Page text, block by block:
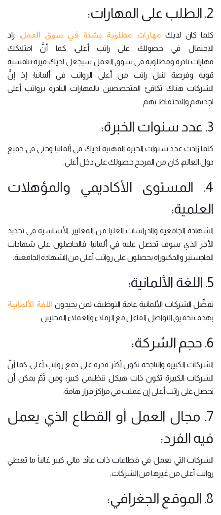
2. الطلب على المهارات:
كلما كان لديك مهارات مطلوبة بشدة في سوق العمل، زاد
الاحتمال في حصولك على راتب أعلى، كما أنَّ امتلاكك
مهارات نادرة ومطلوبة في سوق العمل سيجعل لديك ميزة تنافسية
قوية وفرصة لنيل راتب من أعلى الرواتب في ألمانيا؛ إذ إنَّ
الشركات هناك تكافئ المتخصصين بالمهارات النادرة برواتب أعلى
لجذبهم والاحتفاظ بهم.
3. عدد سنوات الخبرة:
كلما زادت عدد سنوات الخبرة المهنية لديك في ألمانيا وحتى في جميع
دول العالم، كان من المرجح حصولك على دخل أعلى.
4. المستوى الأكاديمي والمؤهلات
العلمية:
الشهادة الجامعية والدراسات العليا من المعايير الأساسية في تحديد
الأجر الذي سوف تحصل عليه في ألمانيا؛ فالحاصلون على شهادات
الماجستير والدكتوراه يحصلون على رواتب أعلى من الشهادة الجامعية.
5. اللغة الألمانية:
تفضِّل الشركات الألمانية عامة التوظيف لمن يجيدون اللغة الألمانية
بهدف تحقيق التواصل الفاعل مع الزملاء والعملاء المحليين.
6. حجم الشركة:
الشركات الكبيرة والناجحة تكون أكثر قدرة على دفع رواتب أعلى، كما أنَّ
الشركات الكبيرة تكون ذات هيكل تنظيمي كبير؛ ومن ثَمَّ يمكن أن
تحصل على راتب أعلى إن عملت في مراكز قرار هامة.
7. مجال العمل أو القطاع الذي يعمل
فيه الفرد:
الشركات التي تعمل في قطاعات ذات عائد مالي كبير غالباً ما تعطي
رواتب أعلى من غيرها من الشركات.
8. الموقع الجغرافي: